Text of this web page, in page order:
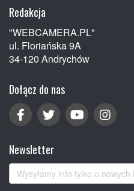
Redakcja
"WEBCAMERA.PL"
ul. Floriańska 9A
34-120 Andrychów
Dołącz do nas
Newsletter